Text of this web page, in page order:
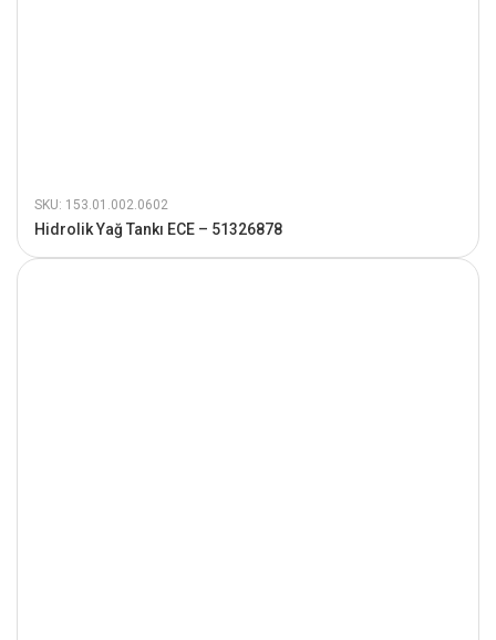
SKU: 153.01.002.0602
Hidrolik Yağ Tankı ECE – 51326878